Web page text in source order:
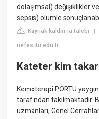
dolaşımsal) değişiklikler
sepsis) ölümle
Kaynak kaldırma talebi
nefes.itu.edu.tr
Kateter kim
Kemoterapi PORTU
tarafından takılmaktadır.
uzmanları, Genel